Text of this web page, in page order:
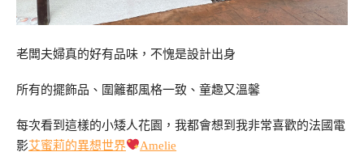
老闆夫婦真的好有品味，不愧是設計出身
所有的擺飾品、圍籬都風格一致、童趣又溫馨
每次看到這樣的小矮人花園，我都會想到我非常喜歡的法國電
影艾蜜莉的異想世界 Amelie